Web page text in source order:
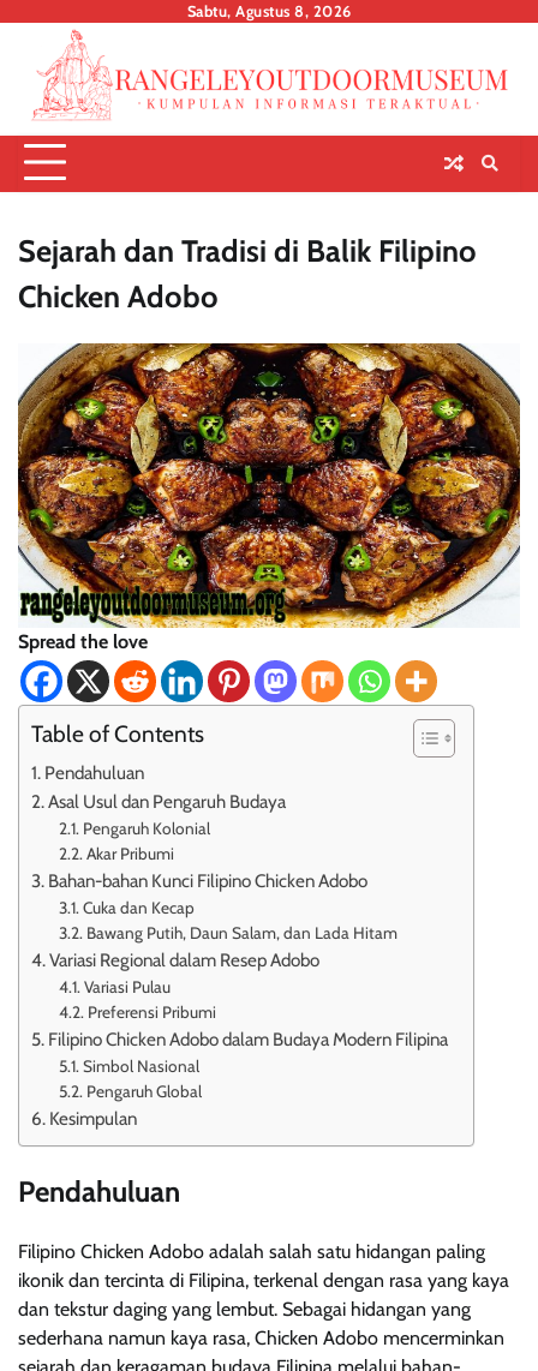
content
Sabtu, Agustus 8, 2026
Sejarah dan Tradisi di Balik Filipino
Chicken Adobo
Spread the love
Table of Contents
Pendahuluan
Asal Usul dan Pengaruh Budaya
Pengaruh Kolonial
Akar Pribumi
Bahan-bahan Kunci Filipino Chicken Adobo
Cuka dan Kecap
Bawang Putih, Daun Salam, dan Lada Hitam
Variasi Regional dalam Resep Adobo
Variasi Pulau
Preferensi Pribumi
Filipino Chicken Adobo dalam Budaya Modern Filipina
Simbol Nasional
Pengaruh Global
Kesimpulan
Pendahuluan
Filipino Chicken Adobo adalah salah satu hidangan paling
ikonik dan tercinta di Filipina, terkenal dengan rasa yang kaya
dan tekstur daging yang lembut. Sebagai hidangan yang
sederhana namun kaya rasa, Chicken Adobo mencerminkan